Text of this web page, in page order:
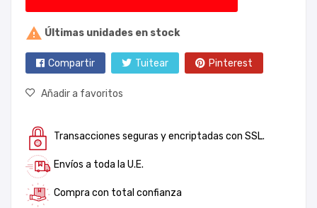
 Últimas unidades en stock
Compartir Tuitear Pinterest
Añadir a favoritos
Transacciones seguras y encriptadas con SSL.
Envíos a toda la U.E.
Compra con total confianza